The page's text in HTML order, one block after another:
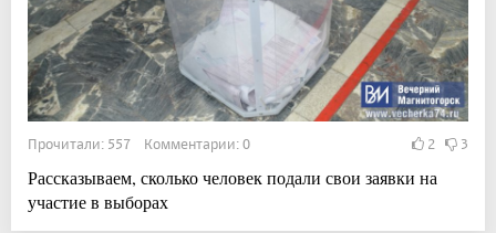
Прочитали: 557 Комментарии: 0 2 3
Рассказываем, сколько человек подали свои заявки на
участие в выборах